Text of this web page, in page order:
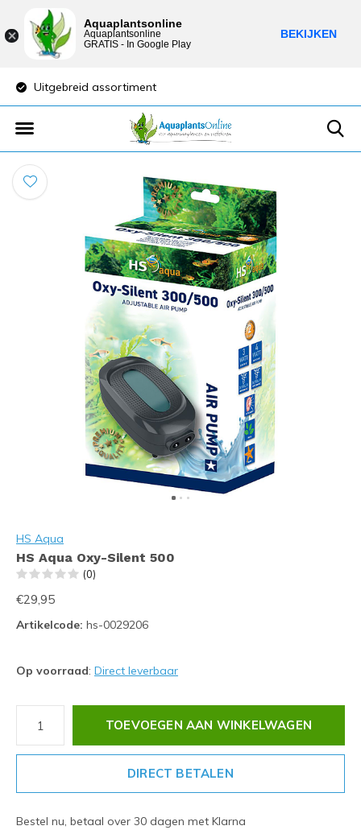
Uitgebreid assortiment
HS Aqua
HS Aqua Oxy-Silent 500
(0)
€29,95
Artikelcode: hs-0029206
Op voorraad: Direct leverbaar
TOEVOEGEN AAN WINKELWAGEN
DIRECT BETALEN
Bestel nu, betaal over 30 dagen met Klarna
Aquaplantsonline
Aquaplantsonline
GRATIS - In Google Play
BEKIJKEN